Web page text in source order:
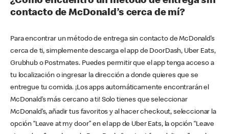
contacto de McDonald’s cerca de mí?
Para encontrar un método de entrega sin contacto de McDonald’s
cerca de ti, simplemente descarga el app de DoorDash, Uber Eats,
Grubhub o Postmates. Puedes permitir que el app tenga acceso a
tu localización o ingresar la dirección a donde quieres que se
entregue tu comida. ¡Los apps automáticamente encontrarán el
McDonald’s más cercano a ti! Solo tienes que seleccionar
McDonald’s, añadir tus favoritos y al hacer checkout, seleccionar la
opción “Leave at my door” en el app de Uber Eats, la opción “Leave